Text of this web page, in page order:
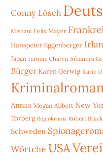
Conny Lösch
Mishani Felix Mayer
Hanspeter Eggenberger
Japan Jerome Charyn Johannes
Bürger Karen Gerwig Karin
Annas Megan Abbott New
Torberg Regiokrimis Robert Brack
Schweden
Wörtche USA